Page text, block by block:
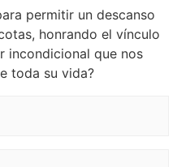
permitir un descanso
honrando el vínculo
incondicional que nos
toda su vida?